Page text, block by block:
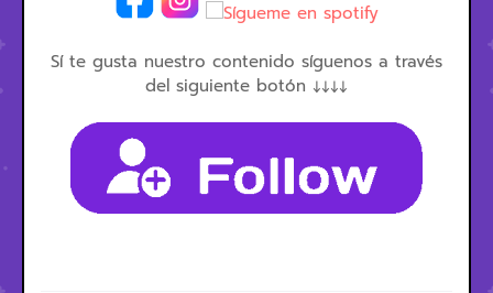
Sí te gusta nuestro contenido síguenos a través
del siguiente botón ↓↓↓↓